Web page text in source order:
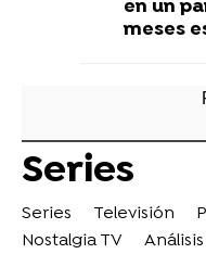
en un
meses
Series
Series Televisión
Nostalgia TV
Análisis